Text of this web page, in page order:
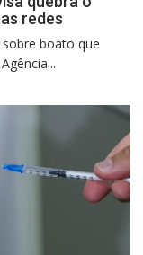
redes
boato que